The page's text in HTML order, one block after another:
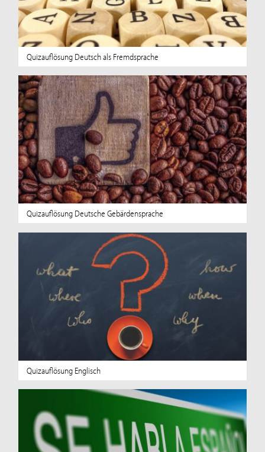
Quizauflösung Deutsch als Fremdsprache
Quizauflösung Deutsche Gebärdensprache
Quizauflösung Englisch